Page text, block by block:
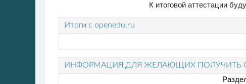
К итоговой аттестации
Итоги с openedu.ru
ИНФОРМАЦИЯ ДЛЯ ЖЕЛАЮЩИХ ПОЛУЧИТЬ